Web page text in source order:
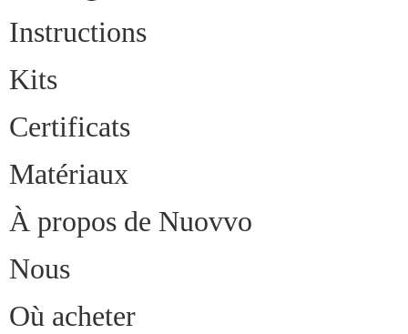
Instructions
Kits
Certificats
Matériaux
À propos de Nuovvo
Nous
Où acheter